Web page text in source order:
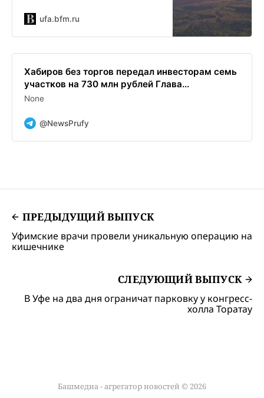
ufa.bfm.ru
Хабиров без торгов передал инвесторам семь
участков на 730 млн рублей Глава...
None
@NewsPrufy
ПРЕДЫДУЩИЙ ВЫПУСК
Уфимские врачи провели уникальную операцию на
кишечнике
СЛЕДУЮЩИЙ ВЫПУСК
В Уфе на два дня ограничат парковку у конгресс-
холла Торатау
Башмедиа - агрегатор новостей © 2026